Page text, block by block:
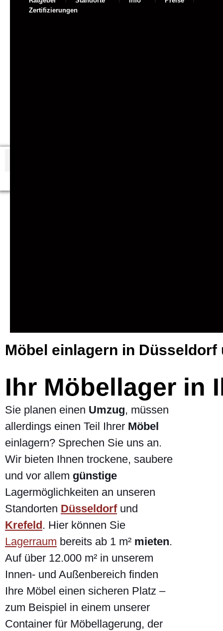
Zertifizierungen
Möbel einlagern in Düsseldorf
Ihr Möbellager in
Sie planen einen Umzug, müssen
allerdings einen Teil Ihrer Möbel
einlagern? Sprechen Sie uns an.
Wir bieten Ihnen trockene, saubere
und vor allem günstige
Lagermöglichkeiten an unseren
Standorten Düsseldorfund
Krefeld. Hier können Sie
Lagerraum bereits ab 1 m² mieten.
Auf über 12.000 m² in unserem
Innen- und Außenbereich finden
Ihre Möbel einen sicheren Platz –
zum Beispiel in einem unserer
Container für Möbellagerung, der